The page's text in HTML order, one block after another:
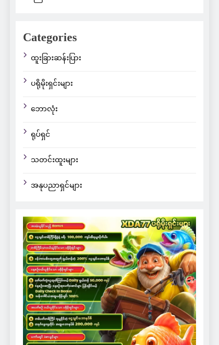
Categories
ထူးခြားဆန်းပြား
ပရိုမိုးရှင်းများ
ဘောလုံး
ရုပ်ရှင်
သတင်းထူးများ
အနုပညာရှင်များ